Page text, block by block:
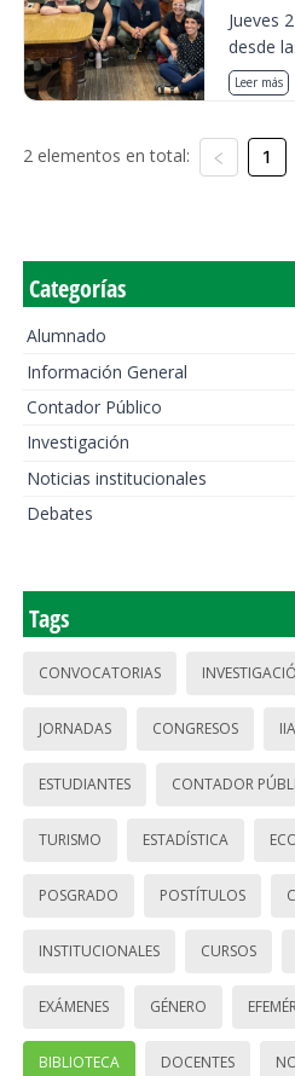
Jueves
desde
Leer más
2 elementos en total: 1
Categorías
Alumnado
Información General
Contador Público
Investigación
Noticias institucionales
Debates
Tags
CONVOCATORIAS
JORNADAS CONGRESOS
ESTUDIANTES CONTADOR
TURISMO ESTADÍSTICA
POSGRADO POSTÍTULOS
INSTITUCIONALES CURSOS
EXÁMENES GÉNERO
BIBLIOTECA DOCENTES